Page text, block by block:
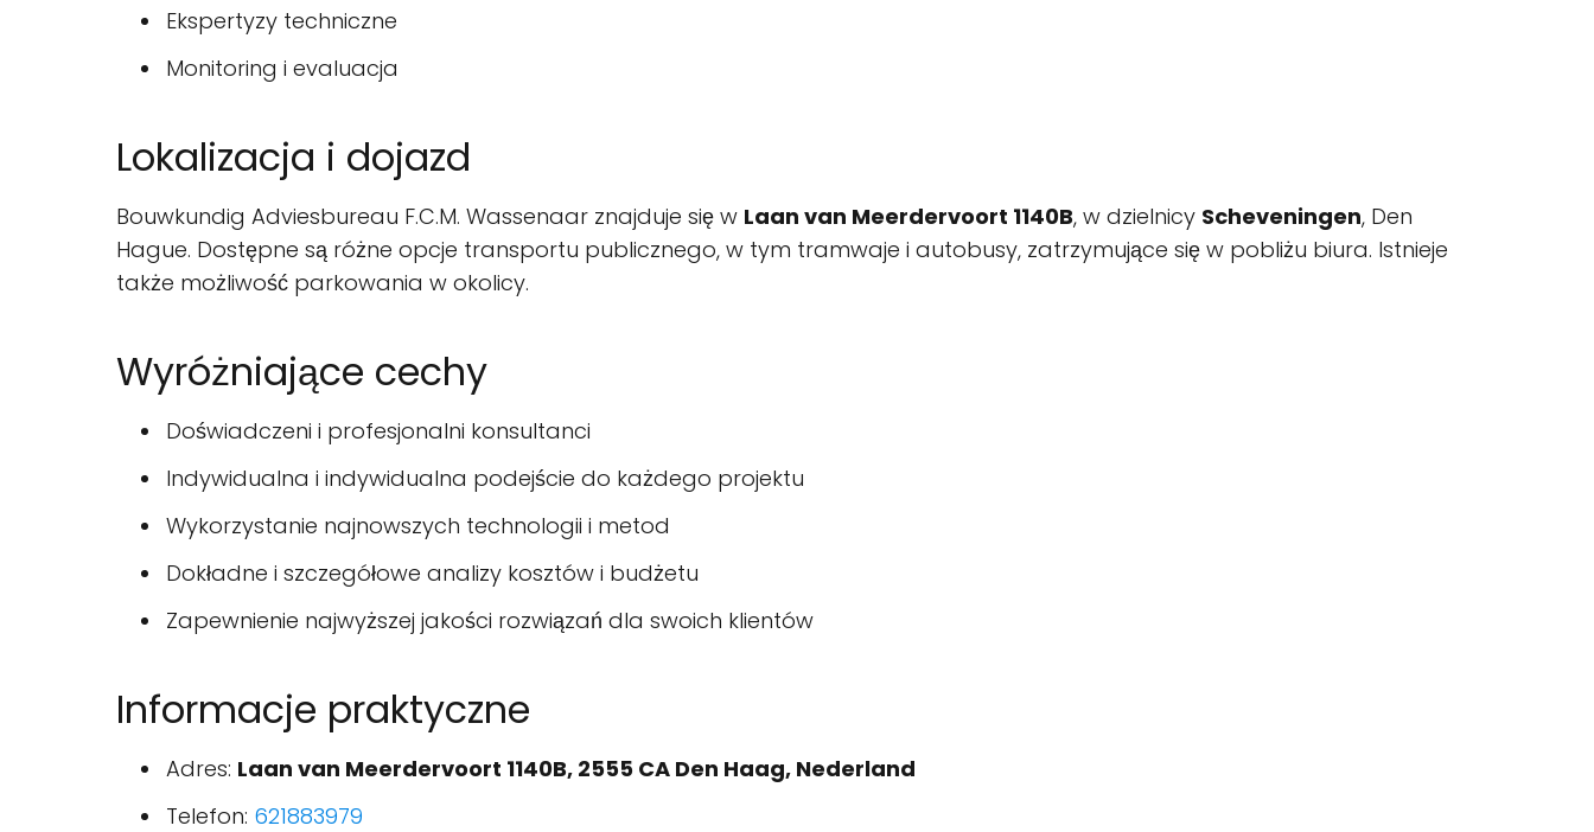
Ekspertyzy techniczne
Monitoring i evaluacja
Lokalizacja i dojazd
Bouwkundig Adviesbureau F.C.M. Wassenaar znajduje się w Laan van Meerdervoort 1140B, w dzielnicy Scheveningen, Den
Hague. Dostępne są różne opcje transportu publicznego, w tym tramwaje i autobusy, zatrzymujące się w pobliżu biura. Istnieje
także możliwość parkowania w okolicy.
Wyróżniające cechy
Doświadczeni i profesjonalni konsultanci
Indywidualna i indywidualna podejście do każdego projektu
Wykorzystanie najnowszych technologii i metod
Dokładne i szczegółowe analizy kosztów i budżetu
Zapewnienie najwyższej jakości rozwiązań dla swoich klientów
Informacje praktyczne
Adres: Laan van Meerdervoort 1140B, 2555 CA Den Haag, Nederland
Telefon: 621883979